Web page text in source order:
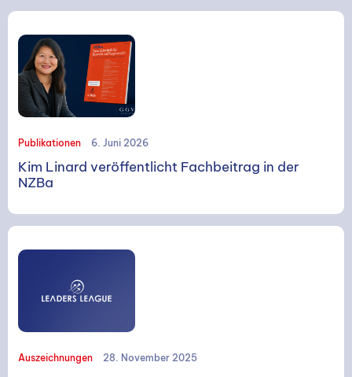
SUCHE
Publikationen 6. Juni 2026
Kim Linard veröffentlicht Fachbeitrag in der
NZBa
Auszeichnungen 28. November 2025